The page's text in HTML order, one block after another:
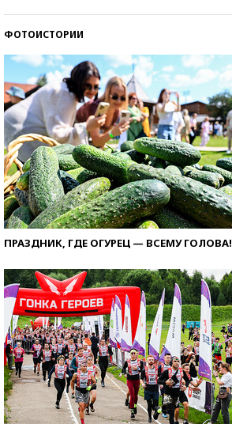
ФОТОИСТОРИИ
ПРАЗДНИК, ГДЕ ОГУРЕЦ — ВСЕМУ ГОЛОВА!